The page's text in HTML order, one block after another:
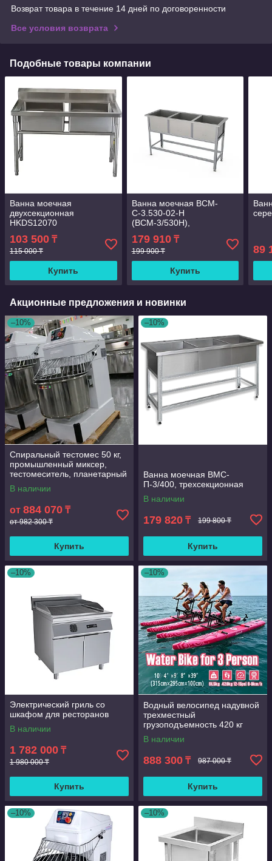
Возврат товара в течение 14 дней по договоренности
Все условия возврата
Подобные товары компании
Ванна моечная
двухсекционная
HKDS12070
103 500 ₸
115 000 ₸
Купить
Ванна моечная ВСМ-
С-3.530-02-Н
(ВСМ-3/530Н),
трехсекционная
179 910₸
199 900 ₸
Купить
89
Акционные предложения и новинки
–10%
Спиральный тестомес 50 кг,
промышленный миксер,
тестомеситель, планетарный
миксер
В наличии
от 884 070 ₸
от 982 300 ₸
Купить
–10%
Ванна моечная ВМС-
П-3/400, трехсекционная
В наличии
179 820 ₸ 199 800 ₸
Купить
–10%
Электрический гриль со
шкафом для ресторанов
В наличии
1 782 000 ₸
1 980 000 ₸
Купить
–10%
Водный велосипед надувной
трехместный
грузоподъемность 420 кг
скорость 6-8 км/ч морской
В наличии
888 300 ₸ 987 000 ₸
Купить
–10% –10%